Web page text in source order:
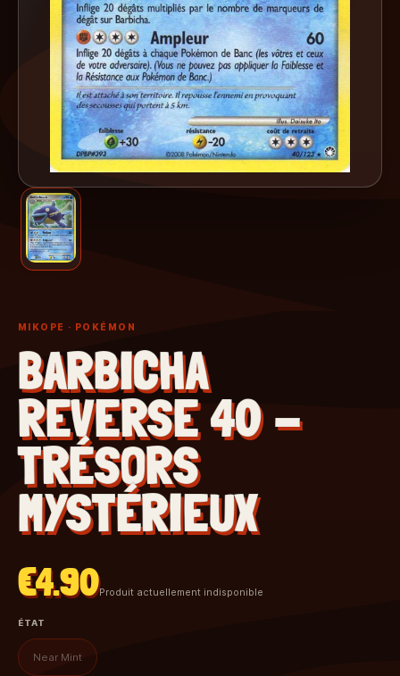
MIKOPE · POKÉMON
BARBICHA
REVERSE 40 -
TRÉSORS
MYSTÉRIEUX
€4.90Produit actuellement indisponible
ÉTAT
Near Mint